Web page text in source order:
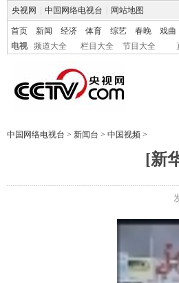
央视网 中国网络电视台 网站地图
首页 新闻 经济 体育 综艺 春晚 戏曲
电视
频道大全 栏目大全 节目大全
中国网络电视台 > 新闻台 > 中国视频 >
[新